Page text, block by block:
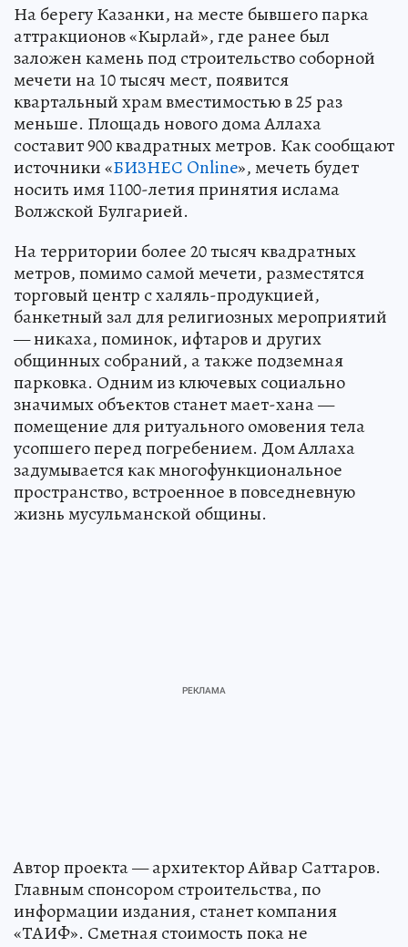
На берегу Казанки, на месте бывшего парка
аттракционов «Кырлай», где ранее был
заложен камень под строительство соборной
мечети на 10 тысяч мест, появится
квартальный храм вместимостью в 25 раз
меньше. Площадь нового дома Аллаха
составит 900 квадратных метров. Как сообщают
источники «БИЗНЕС Online», мечеть будет
носить имя 1100-летия принятия ислама
Волжской Булгарией.
На территории более 20 тысяч квадратных
метров, помимо самой мечети, разместятся
торговый центр с халяль-продукцией,
банкетный зал для религиозных мероприятий
— никаха, поминок, ифтаров и других
общинных собраний, а также подземная
парковка. Одним из ключевых социально
значимых объектов станет мает-хана —
помещение для ритуального омовения тела
усопшего перед погребением. Дом Аллаха
задумывается как многофункциональное
пространство, встроенное в повседневную
жизнь мусульманской общины.
Автор проекта — архитектор Айвар Саттаров.
Главным спонсором строительства, по
информации издания, станет компания
«ТАИФ». Сметная стоимость пока не